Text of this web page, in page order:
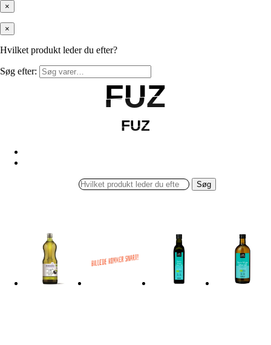
×
×
Hvilket produkt leder du efter?
Søg efter:
FUZ
FUZ
FUZ
FUZ
Søg